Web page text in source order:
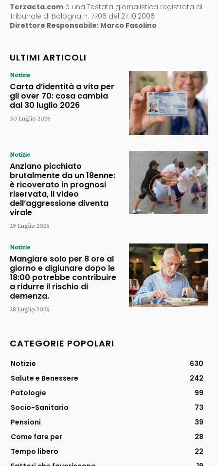
Terzaeta.com è una Testata giornalistica registrata al
Tribunale di Bologna n. 7706 del 27.10.2006
Direttore Responsabile: Marco Fasolino
ULTIMI ARTICOLI
Notizie
Carta d’identità a vita per
gli over 70: cosa cambia
dal 30 luglio 2026
30 Luglio 2026
Notizie
Anziano picchiato
brutalmente da un 18enne:
è ricoverato in prognosi
riservata, il video
dell’aggressione diventa
virale
29 Luglio 2026
Notizie
Mangiare solo per 8 ore al
giorno e digiunare dopo le
18:00 potrebbe contribuire
a ridurre il rischio di
demenza.
28 Luglio 2026
CATEGORIE POPOLARI
Notizie
630
Salute e Benessere
242
Patologie
99
Socio-Sanitario
73
Pensioni
39
Come fare per
28
Tempo libero
22